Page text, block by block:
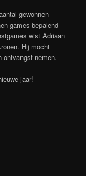
gewonnen
games bepalend
wist Adriaan
Hij mocht
ontvangst nemen.
jaar!